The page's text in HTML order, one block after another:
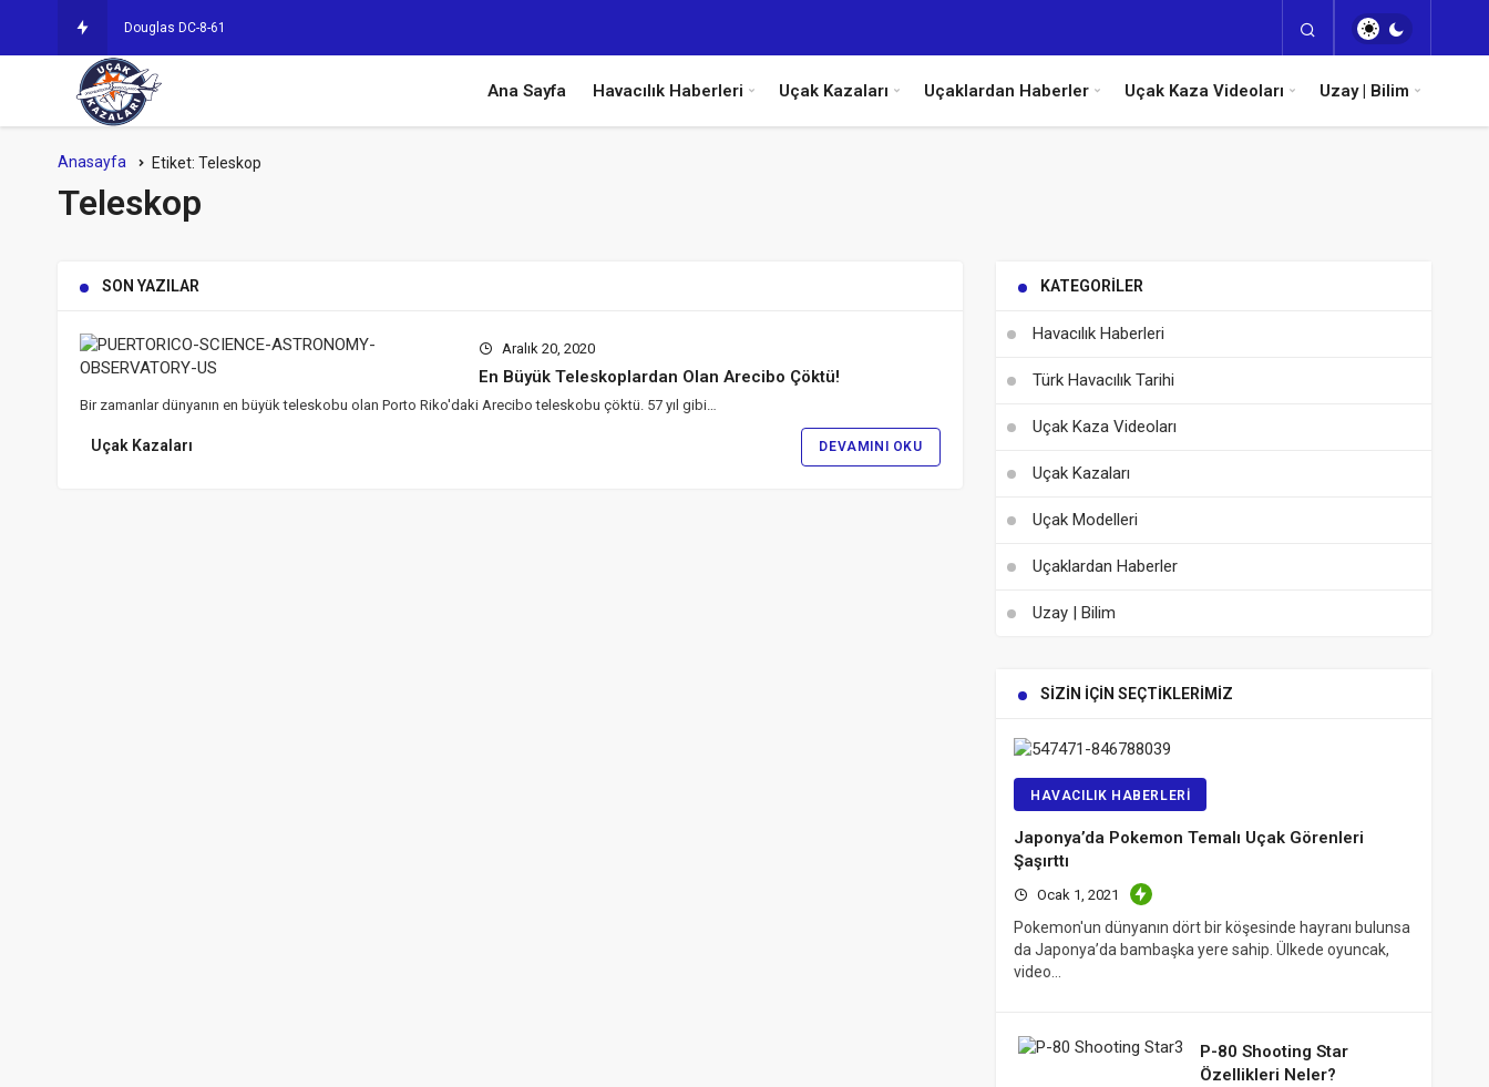
Douglas DC-8-61F ve Douglas DC Tipi
Ana Sayfa Havacılık Haberleri Uçak Kazaları Uçaklardan Haberler Uçak Kaza Videoları Uzay | Bilim
Anasayfa Etiket: Teleskop
Teleskop
SON YAZILAR
Aralık 20, 2020
En Büyük Teleskoplardan Olan Arecibo Çöktü!
Bir zamanlar dünyanın en büyük teleskobu olan Porto Riko'daki Arecibo teleskobu çöktü. 57 yıl gibi…
Uçak Kazaları DEVAMINI OKU
KATEGORILER
Havacılık Haberleri
Türk Havacılık Tarihi
Uçak Kaza Videoları
Uçak Kazaları
Uçak Modelleri
Uçaklardan Haberler
Uzay | Bilim
SIZIN İÇIN SEÇTIKLERIMIZ
HAVACILIK HABERLERI
Japonya’da Pokemon Temalı Uçak Görenleri
Şaşırttı
Ocak 1, 2021
Pokemon'un dünyanın dört bir köşesinde hayranı bulunsa
da Japonya’da bambaşka yere sahip. Ülkede oyuncak,
video…
P-80 Shooting Star
Özellikleri Neler?